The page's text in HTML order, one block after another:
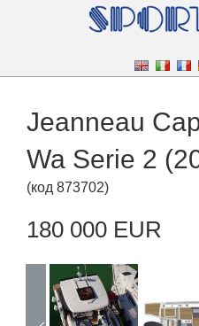
Jeanneau
Wa Serie 2
(код 873702)
180 000 EUR